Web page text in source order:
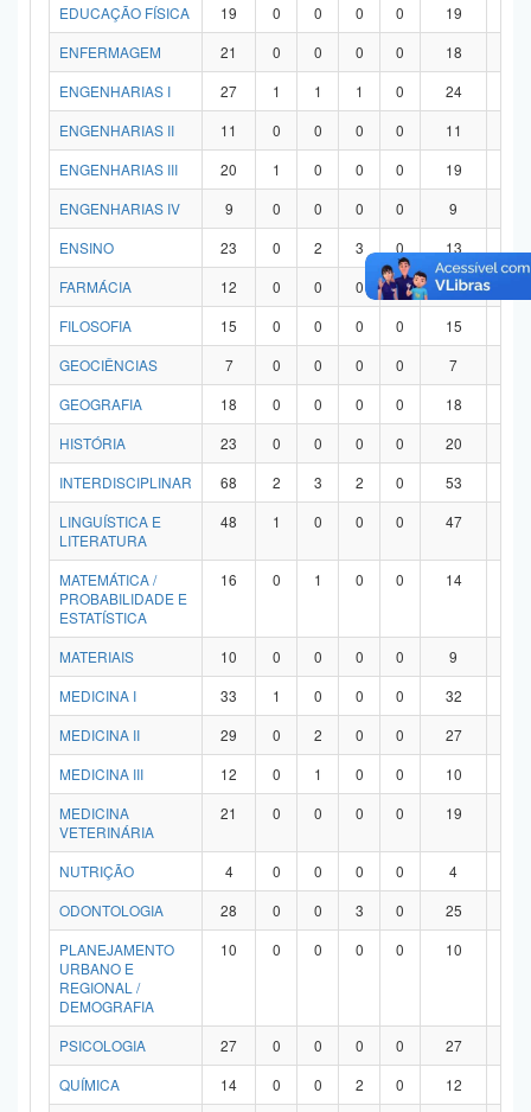
EDUCAÇÃO FÍSICA
19 0 0 0 0 19
ENFERMAGEM
21 0 0 0 0 18
ENGENHARIAS I
27 1 1 1 0 24
ENGENHARIAS II
11 0 0 0 0 11
ENGENHARIAS III
20 1 0 0 0 19
ENGENHARIAS IV
9 0 0 0 0 9
ENSINO
23 0 2 3 0 13
FARMÁCIA
12 0 0 0 0 12
FILOSOFIA
15 0 0 0 0 15
GEOCIÊNCIAS
7 0 0 0 0 7
GEOGRAFIA
18 0 0 0 0 18
HISTÓRIA
23 0 0 0 0 20
INTERDISCIPLINAR
68 2 3 2 0 53
LINGUÍSTICA E
LITERATURA
48 1 0 0 0 47
MATEMÁTICA /
PROBABILIDADE E
ESTATÍSTICA
16 0 1 0 0 14
MATERIAIS 10 0 0 0 0 9
MEDICINA I
33 1 0 0 0 32
MEDICINA II
29 0 2 0 0 27
MEDICINA III
12 0 1 0 0 10
MEDICINA
VETERINÁRIA
21 0 0 0 0 19
NUTRIÇÃO 4 0 0 0 0 4
ODONTOLOGIA
28 0 0 3 0 25
PLANEJAMENTO
URBANO E
REGIONAL /
DEMOGRAFIA
10 0 0 0 0 10
PSICOLOGIA 27 0 0 0 0 27
QUÍMICA
14 0 0 2 0 12